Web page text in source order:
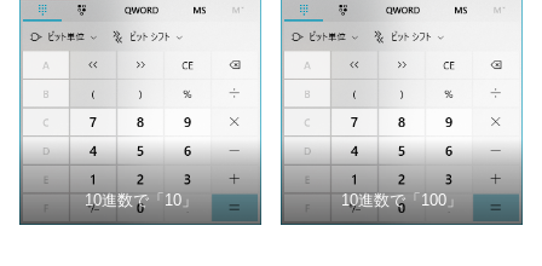
10進数で「10」 10進数で「100」